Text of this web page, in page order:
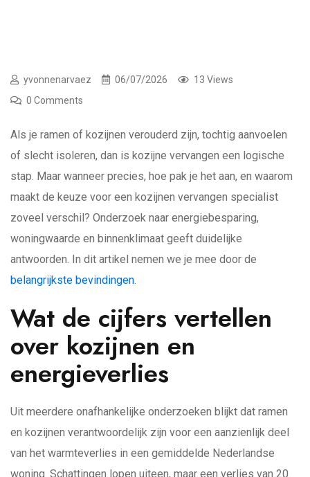
yvonnenarvaez 06/07/2026
13 Views
0 Comments
Als je ramen of kozijnen verouderd zijn, tochtig aanvoelen
of slecht isoleren, dan is kozijne vervangen een logische
stap. Maar wanneer precies, hoe pak je het aan, en waarom
maakt de keuze voor een kozijnen vervangen specialist
zoveel verschil? Onderzoek naar energiebesparing,
woningwaarde en binnenklimaat geeft duidelijke
antwoorden. In dit artikel nemen we je mee door de
belangrijkste bevindingen.
Wat de cijfers vertellen
over kozijnen en
energieverlies
Uit meerdere onafhankelijke onderzoeken blijkt dat ramen
en kozijnen verantwoordelijk zijn voor een aanzienlijk deel
van het warmteverlies in een gemiddelde Nederlandse
woning. Schattingen lopen uiteen, maar een verlies van 20